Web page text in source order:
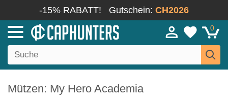
-15% RABATT! Gutschein: CH2026
0
Mützen: My Hero Academia